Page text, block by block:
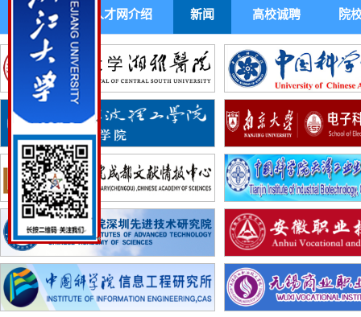
首 页 人才网介绍 新闻 高校诚聘 院